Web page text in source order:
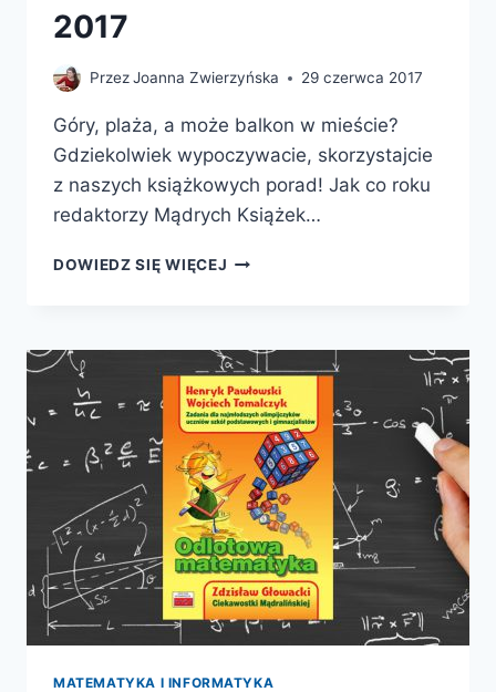
2017
PrzezJoanna Zwierzyńska 29 czerwca 2017
Góry, plaża, a może balkon w mieście?
Gdziekolwiek wypoczywacie, skorzystajcie
z naszych książkowych porad! Jak co roku
redaktorzy Mądrych Książek…
DOWIEDZ SIĘ WIĘCEJ MĄDRE
–
NASZE
PROPOZYCJE
W
SEZONIE
2017
MATEMATYKA I INFORMATYKA